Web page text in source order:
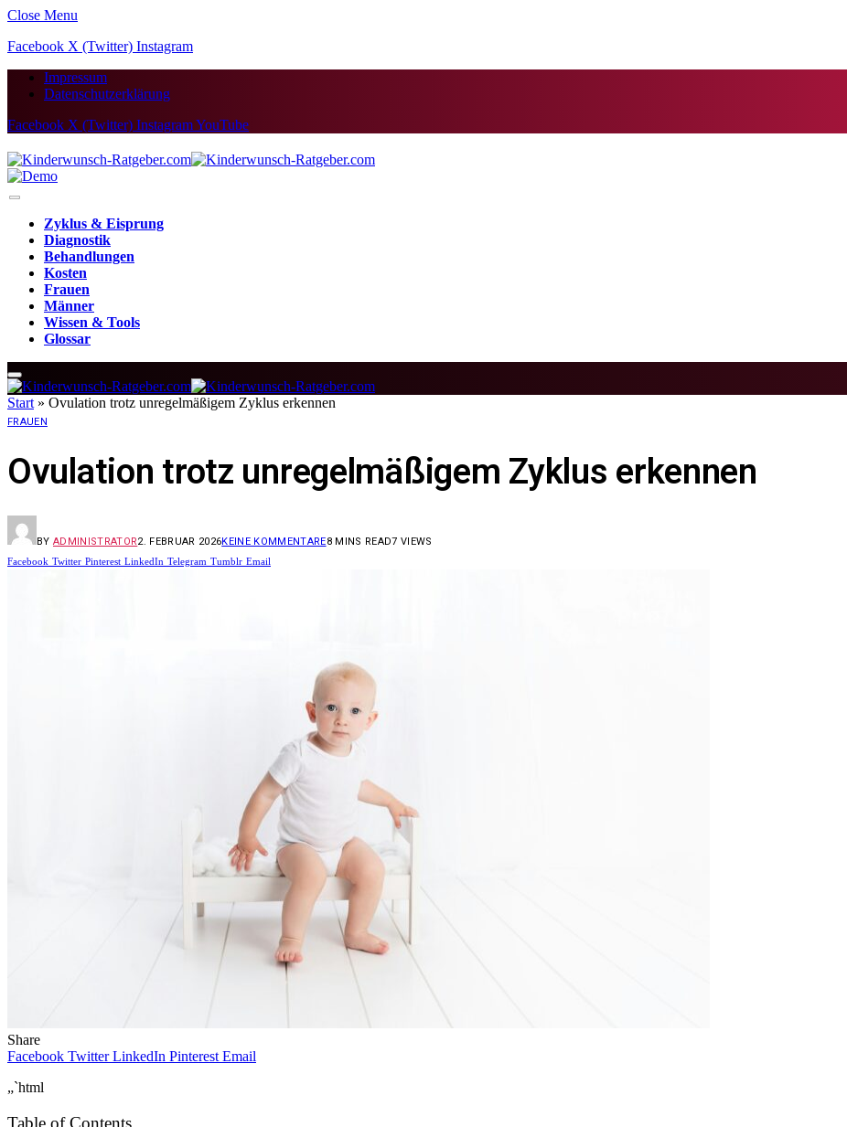
Close Menu
Facebook X (Twitter) Instagram
Impressum
Datenschutzerklärung
Facebook X (Twitter) InstagramYouTube
Zyklus & Eisprung
Diagnostik
Behandlungen
Kosten
Frauen
Männer
Wissen & Tools
Glossar
Start » Ovulation trotz unregelmäßigem Zyklus erkennen
FRAUEN
Ovulation trotz unregelmäßigem Zyklus erkennen
BY ADMINISTRATOR2. FEBRUAR 2026KEINE KOMMENTARE8 MINS READ7 VIEWS
Facebook Twitter Pinterest LinkedIn Telegram Tumblr Email
Share
Facebook Twitter LinkedIn Pinterest Email
„`html
Table of Contents